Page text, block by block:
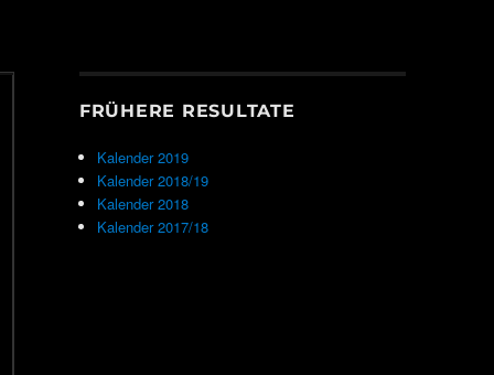
FRÜHERE RESULTATE
Kalender 2019
Kalender 2018/19
Kalender 2018
Kalender 2017/18